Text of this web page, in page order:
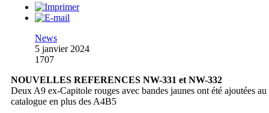
News
5 janvier 2024
1707
NOUVELLES REFERENCES NW-331 et NW-332
Deux A9 ex-Capitole rouges avec bandes jaunes ont été ajoutées au
catalogue en plus des A4B5